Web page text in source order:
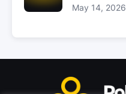
May 14, 2026